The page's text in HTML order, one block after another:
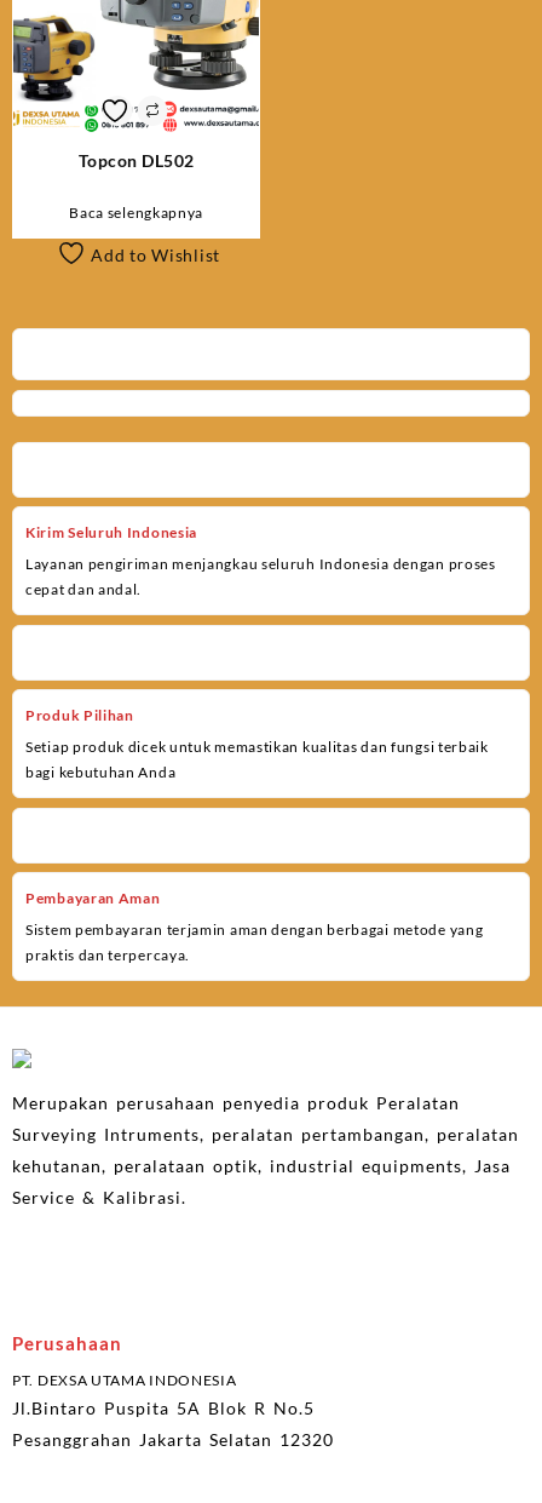
Topcon DL502
Baca selengkapnya
Add to Wishlist
Kirim Seluruh Indonesia
Layanan pengiriman menjangkau seluruh Indonesia dengan proses
cepat dan andal.
Produk Pilihan
Setiap produk dicek untuk memastikan kualitas dan fungsi terbaik
bagi kebutuhan Anda
Pembayaran Aman
Sistem pembayaran terjamin aman dengan berbagai metode yang
praktis dan terpercaya.
Merupakan perusahaan penyedia produk Peralatan
Surveying Intruments, peralatan pertambangan, peralatan
kehutanan, peralataan optik, industrial equipments, Jasa
Service & Kalibrasi.
Perusahaan
PT. DEXSA UTAMA INDONESIA
Jl.Bintaro Puspita 5A Blok R No.5
Pesanggrahan Jakarta Selatan 12320